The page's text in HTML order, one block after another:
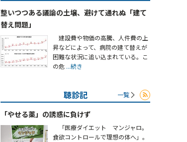
整いつつある議論の土壌、避けて通れぬ「建て
替え問題」
建設費や物価の高騰、人件費の上
昇などによって、病院の建て替えが
困難な状況に追い込まれている。こ
の危 ...続き
聴診記 一覧
「やせる薬」の誘惑に負けず
「医療ダイエット マンジャロ。
食欲コントロールで理想の体へ」。